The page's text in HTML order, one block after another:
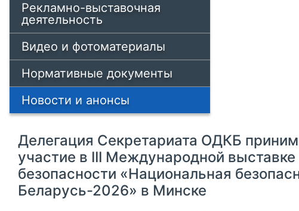
Рекламно-выставочная
деятельность
Видео и фотоматериалы
Нормативные документы
Новости и анонсы
Делегация Секретариата ОДКБ
участие в III Международной выставке
безопасности «Национальная
Беларусь-2026» в Минске